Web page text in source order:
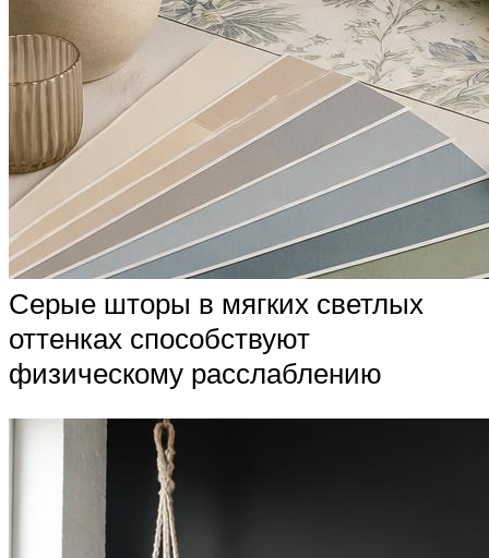
Серые шторы в мягких светлых
оттенках способствуют
физическому расслаблению